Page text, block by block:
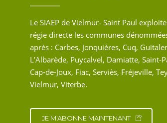
Le SIAEP de Vielmur- Saint Paul
régie directe les communes
après : Carbes, Jonquières, Cuq,
L’Albarède, Puycalvel, Damiatte, Saint-
Cap-de-Joux, Fiac, Serviès, Fréjeville,
Vielmur, Viterbe.
JE M'ABONNE MAINTENANT